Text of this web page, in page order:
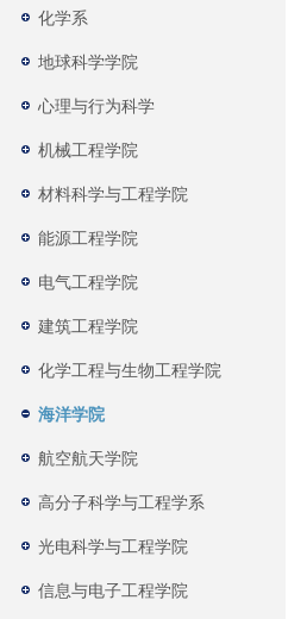
化学系
地球科学学院
心理与行为科学
机械工程学院
材料科学与工程学院
能源工程学院
电气工程学院
建筑工程学院
化学工程与生物工程学院
海洋学院
航空航天学院
高分子科学与工程学系
光电科学与工程学院
信息与电子工程学院